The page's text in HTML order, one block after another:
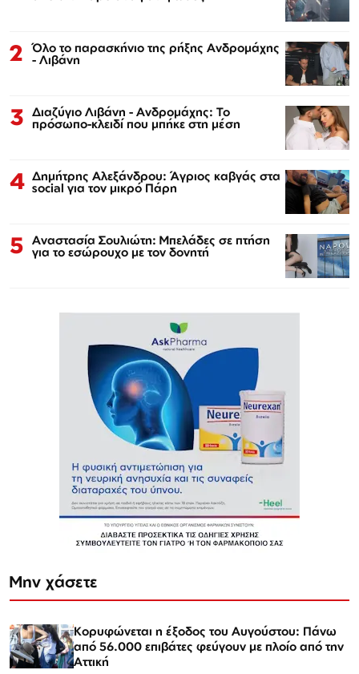
2 Όλο το παρασκήνιο της ρήξης Ανδρομάχης
- Λιβάνη
3 Διαζύγιο Λιβάνη - Ανδρομάχης: Το
πρόσωπο-κλειδί που μπήκε στη μέση
4 Δημήτρης Αλεξάνδρου: Άγριος καβγάς στα
social για τον μικρό Πάρη
5 Αναστασία Σουλιώτη: Μπελάδες σε πτήση
για το εσώρουχο με τον δονητή
Μην χάσετε
Κορυφώνεται η έξοδος του Αυγούστου: Πάνω
από 56.000 επιβάτες φεύγουν με πλοίο από την
Αττική